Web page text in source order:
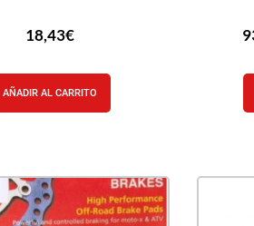
18,43€
AÑADIR AL CARRITO